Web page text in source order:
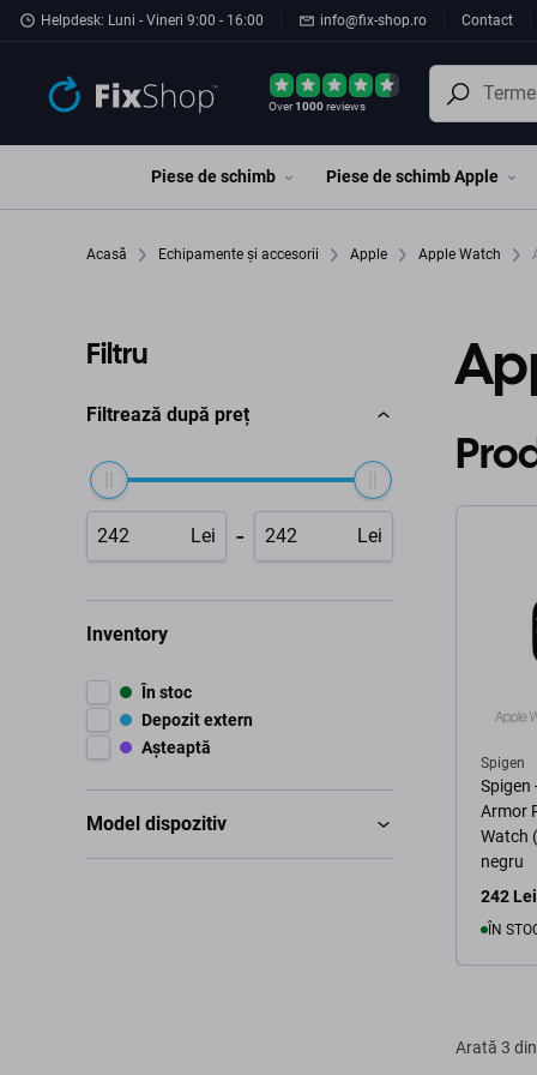
Preskočiť na hlavný obsah
Helpdesk: Luni - Vineri 9:00 - 16:00 info@fix-shop.ro Contact
Over1000reviews
Piese de schimb Piese de schimb Apple
Acasă Echipamente și accesorii Apple Apple Watch
Filtru
Filtrează după preț
Lei - Lei
Inventory
În stoc
Depozit extern
Așteaptă
Model dispozitiv
Spigen
Spigen
Armor
Watch
negru
242 Lei
ÎN
Arată 3